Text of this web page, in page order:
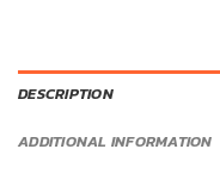
DESCRIPTION
ADDITIONAL INFORMATION